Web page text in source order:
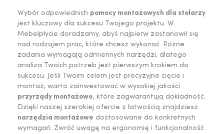
Wybór odpowiednich pomocy montażowych dla stolarzy
jest kluczowy dla sukcesu Twojego projektu. W
Mebelpłycie doradzamy, abyś najpierw zastanowił się
nad rodzajem prac, które chcesz wykonać. Różne
zadania wymagają odmiennych narzędzi, dlatego
analiza Twoich potrzeb jest pierwszym krokiem do
sukcesu. Jeśli Twoim celem jest precyzyjne cięcie i
montaż, warto zainwestować w wysokiej jakości
przyrządy montażowe, które zagwarantują dokładność.
Dzięki naszej szerokiej ofercie z łatwością znajdziesz
narzędzia montażowe dostosowane do konkretnych
wymagań. Zwróć uwagę na ergonomię i funkcjonalność